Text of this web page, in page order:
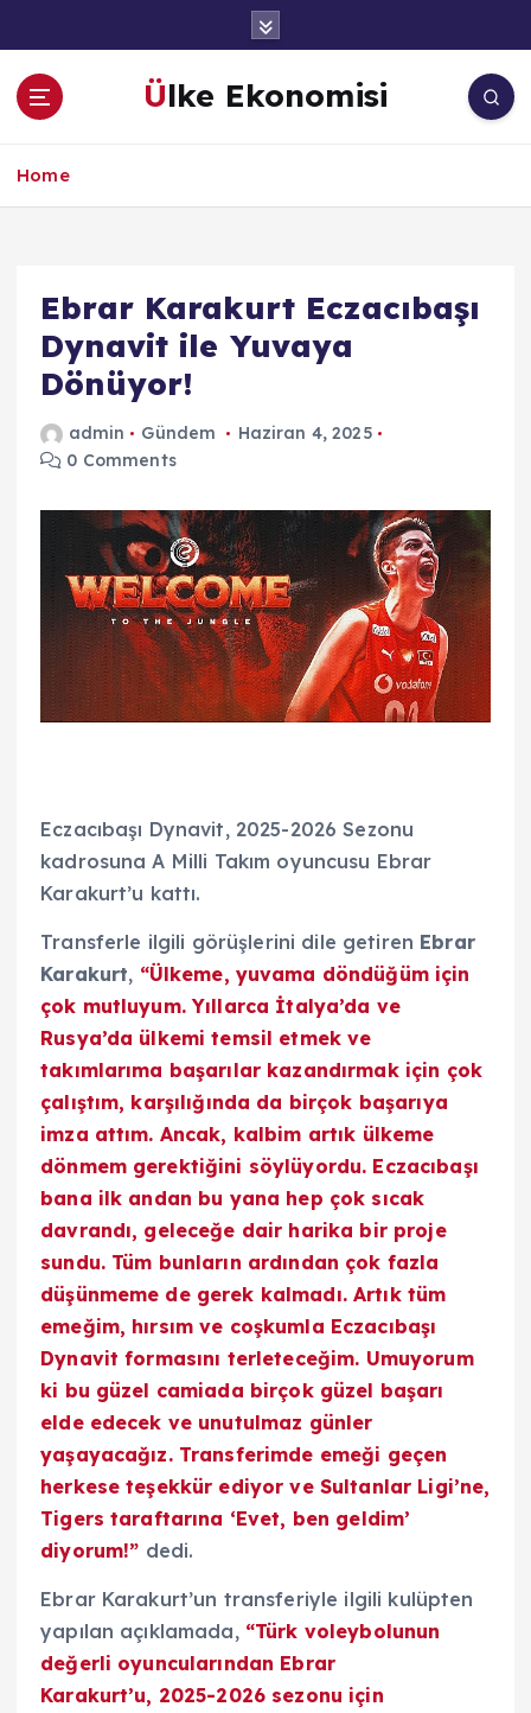
a
Ülke Ekonomisi
Home
Ebrar Karakurt Eczacıbaşı
Dynavit ile Yuvaya
Dönüyor!
admin Gündem
Haziran 4, 2025
0 Comments
Eczacıbaşı Dynavit, 2025-2026 Sezonu
kadrosuna A Milli Takım oyuncusu Ebrar
Karakurt’u kattı.
Transferle ilgili görüşlerini dile getiren Ebrar
Karakurt, “Ülkeme, yuvama döndüğüm için
çok mutluyum. Yıllarca İtalya’da ve
Rusya’da ülkemi temsil etmek ve
takımlarıma başarılar kazandırmak için çok
çalıştım, karşılığında da birçok başarıya
imza attım. Ancak, kalbim artık ülkeme
dönmem gerektiğini söylüyordu. Eczacıbaşı
bana ilk andan bu yana hep çok sıcak
davrandı, geleceğe dair harika bir proje
sundu. Tüm bunların ardından çok fazla
düşünmeme de gerek kalmadı. Artık tüm
emeğim, hırsım ve coşkumla Eczacıbaşı
Dynavit formasını terleteceğim. Umuyorum
ki bu güzel camiada birçok güzel başarı
elde edecek ve unutulmaz günler
yaşayacağız. Transferimde emeği geçen
herkese teşekkür ediyor ve Sultanlar Ligi’ne,
Tigers taraftarına ‘Evet, ben geldim’
diyorum!” dedi.
Ebrar Karakurt’un transferiyle ilgili kulüpten
yapılan açıklamada, “Türk voleybolunun
değerli oyuncularından Ebrar
Karakurt’u, 2025-2026 sezonu için